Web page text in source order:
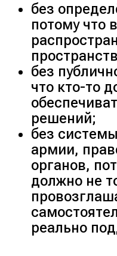
без
потому что
без
что кто-то
решений;
без
армии,
органов,
должно не
реально